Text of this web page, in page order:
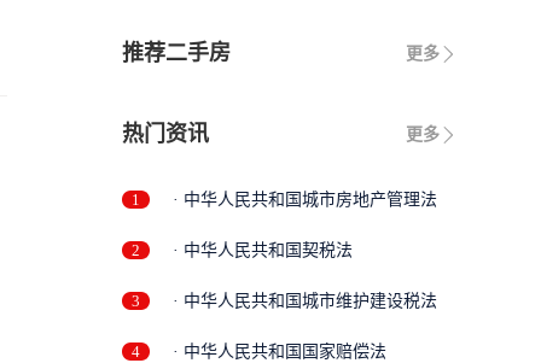
更多
推荐二手房
更多
热门资讯
1 · 中华人民共和国城市房地产管理法
2 · 中华人民共和国契税法
3 · 中华人民共和国城市维护建设税法
4 · 中华人民共和国国家赔偿法